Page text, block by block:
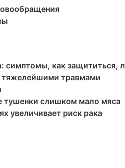
симптомы, как защититься,
тяжелейшими травмами
тушенки слишком мало мяса
увеличивает риск рака